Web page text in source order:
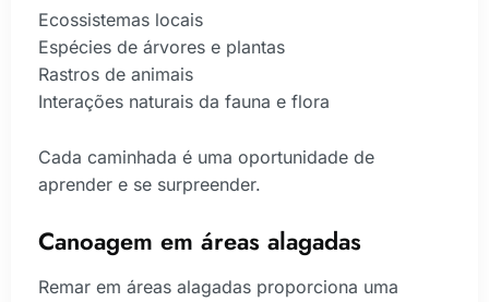
Ecossistemas locais
Espécies de árvores e plantas
Rastros de animais
Interações naturais da fauna e flora
Cada caminhada é uma oportunidade de
aprender e se surpreender.
Canoagem em áreas alagadas
Remar em áreas alagadas proporciona uma